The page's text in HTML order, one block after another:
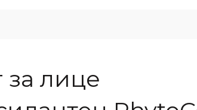
лице